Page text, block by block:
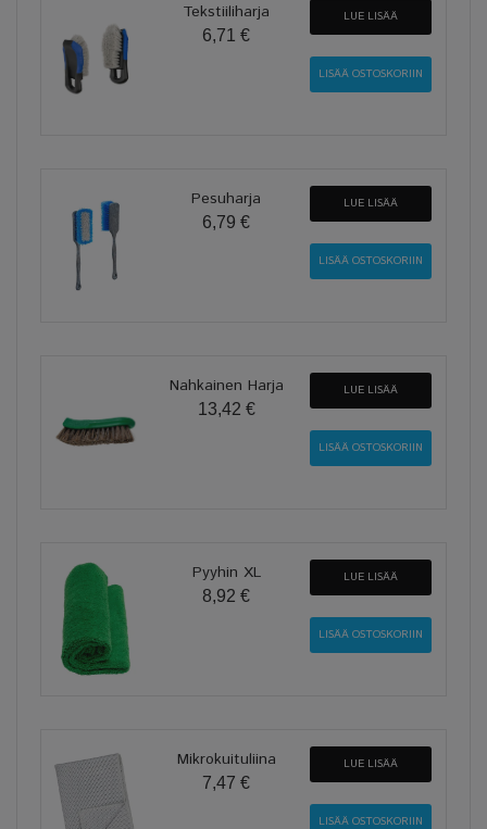
Tekstiiliharja
6,71 €
LUE LISÄÄ
Pesuharja
6,79 €
LUE LISÄÄ
Nahkainen Harja
13,42 €
LUE LISÄÄ
Pyyhin XL
8,92 €
LUE LISÄÄ
Mikrokuituliina
7,47 €
LUE LISÄÄ